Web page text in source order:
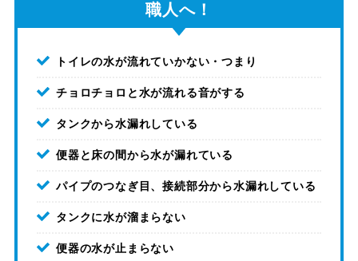
職人へ！
トイレの水が流れていかない・つまり
チョロチョロと水が流れる音がする
タンクから水漏れしている
便器と床の間から水が漏れている
パイプのつなぎ目、接続部分から水漏れしている
タンクに水が溜まらない
便器の水が止まらない